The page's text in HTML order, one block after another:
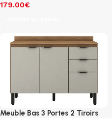
179.00€
Meuble Bas 3 Portes 2 Tiroirs